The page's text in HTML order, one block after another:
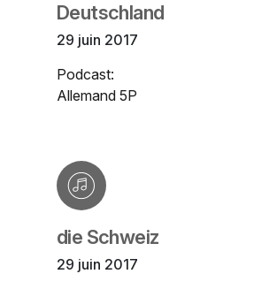
Deutschland
29 juin 2017
Podcast:
Allemand 5P
die Schweiz
29 juin 2017